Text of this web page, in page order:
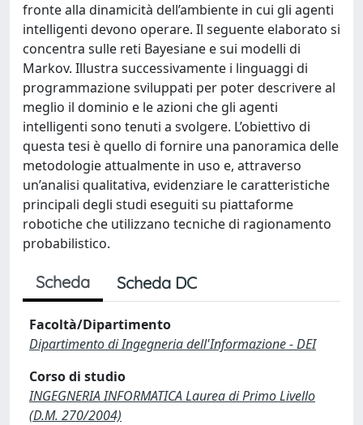
fronte alla dinamicità dell’ambiente in cui gli agenti
intelligenti devono operare. Il seguente elaborato si
concentra sulle reti Bayesiane e sui modelli di
Markov. Illustra successivamente i linguaggi di
programmazione sviluppati per poter descrivere al
meglio il dominio e le azioni che gli agenti
intelligenti sono tenuti a svolgere. L’obiettivo di
questa tesi è quello di fornire una panoramica delle
metodologie attualmente in uso e, attraverso
un’analisi qualitativa, evidenziare le caratteristiche
principali degli studi eseguiti su piattaforme
robotiche che utilizzano tecniche di ragionamento
probabilistico.
Scheda Scheda DC
Facoltà/Dipartimento
Dipartimento di Ingegneria dell'Informazione - DEI
Corso di studio
INGEGNERIA INFORMATICA Laurea di Primo Livello
(D.M. 270/2004)